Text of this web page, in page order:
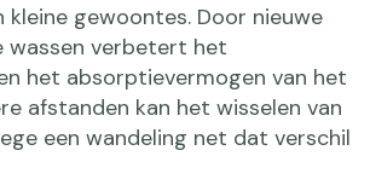
kleine gewoontes. Door nieuwe
wassen verbetert het
het absorptievermogen van het
afstanden kan het wisselen van
een wandeling net dat verschil